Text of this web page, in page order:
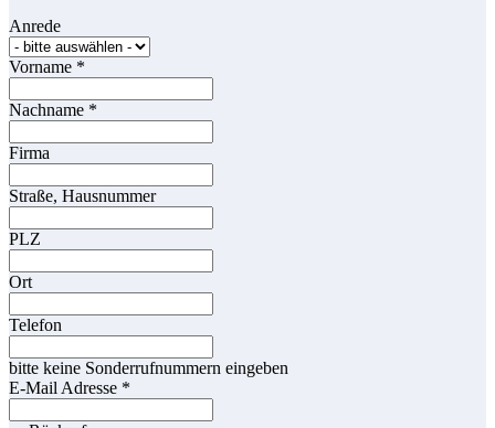
Anrede
Vorname *
Nachname *
Firma
Straße, Hausnummer
PLZ
Ort
Telefon
bitte keine Sonderrufnummern eingeben
E-Mail Adresse *